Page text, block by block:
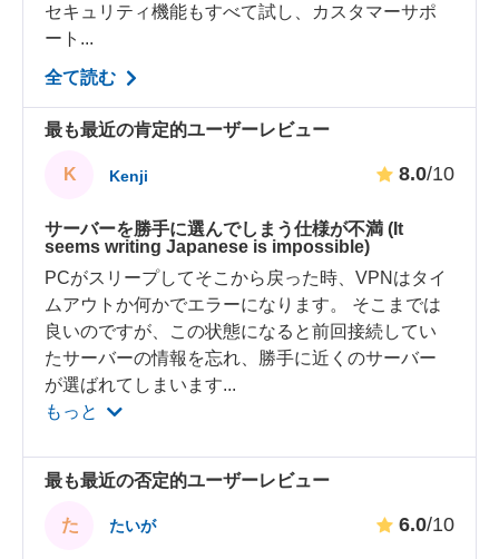
セキュリティ機能もすべて試し、カスタマーサポ
ート...
全て読む
最も最近の肯定的ユーザーレビュー
K Kenji 8.0/10
サーバーを勝手に選んでしまう仕様が不満 (It
seems writing Japanese is impossible)
PCがスリープしてそこから戻った時、VPNはタイ
ムアウトか何かでエラーになります。 そこまでは
良いのですが、この状態になると前回接続してい
たサーバーの情報を忘れ、勝手に近くのサーバー
が選ばれてしまいます...
もっと
最も最近の否定的ユーザーレビュー
た たいが 6.0/10